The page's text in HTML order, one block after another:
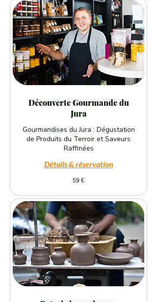
Découverte Gourmande du
Jura
Gourmandises du Jura : Dégustation
de Produits du Terroir et Saveurs
Raffinées
Détails & réservation
59 €